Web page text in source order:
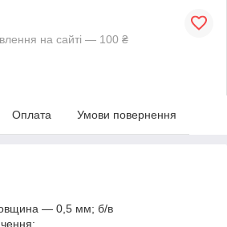
на сайті — 100 ₴
Оплата Умови повернення
― 0,5 мм; б/в